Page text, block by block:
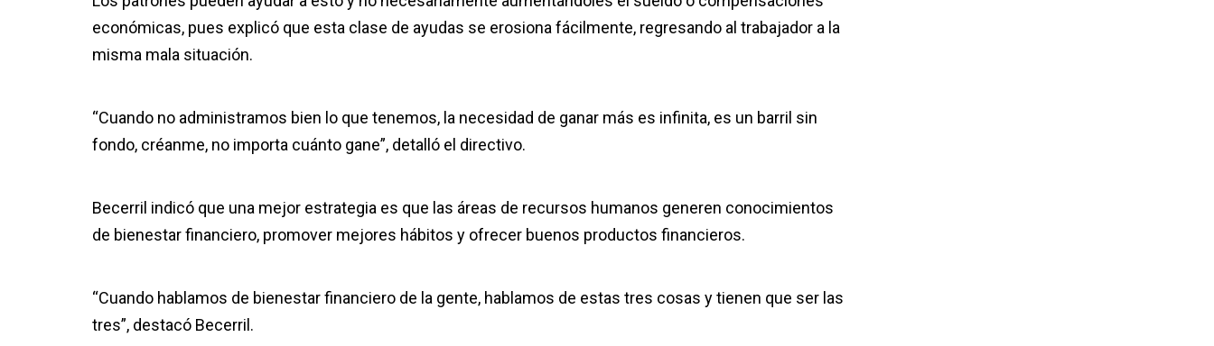
económicas, pues explicó que esta clase de ayudas se erosiona fácilmente, regresando al trabajador a la
misma mala situación.
“Cuando no administramos bien lo que tenemos, la necesidad de ganar más es infinita, es un barril sin
fondo, créanme, no importa cuánto gane”, detalló el directivo.
Becerril indicó que una mejor estrategia es que las áreas de recursos humanos generen conocimientos
de bienestar financiero, promover mejores hábitos y ofrecer buenos productos financieros.
“Cuando hablamos de bienestar financiero de la gente, hablamos de estas tres cosas y tienen que ser las
tres”, destacó Becerril.